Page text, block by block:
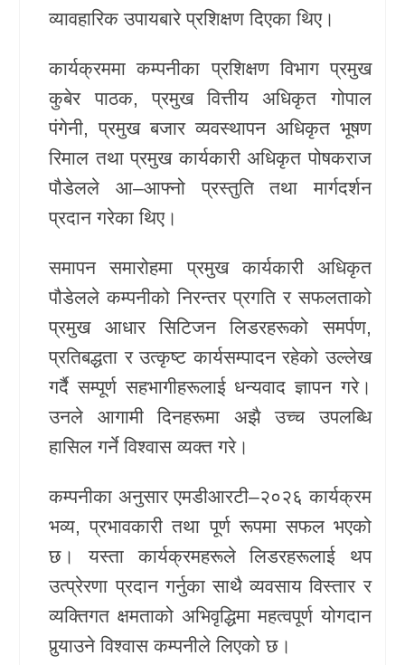
व्यावहारिक उपायबारे प्रशिक्षण दिएका थिए।
कार्यक्रममा कम्पनीका प्रशिक्षण विभाग प्रमुख
कुबेर पाठक, प्रमुख वित्तीय अधिकृत गोपाल
पंगेनी, प्रमुख बजार व्यवस्थापन अधिकृत भूषण
रिमाल तथा प्रमुख कार्यकारी अधिकृत पोषकराज
पौडेलले आ–आफ्नो प्रस्तुति तथा मार्गदर्शन
प्रदान गरेका थिए।
समापन समारोहमा प्रमुख कार्यकारी अधिकृत
पौडेलले कम्पनीको निरन्तर प्रगति र सफलताको
प्रमुख आधार सिटिजन लिडरहरूको समर्पण,
प्रतिबद्धता र उत्कृष्ट कार्यसम्पादन रहेको उल्लेख
गर्दै सम्पूर्ण सहभागीहरूलाई धन्यवाद ज्ञापन गरे।
उनले आगामी दिनहरूमा अझै उच्च उपलब्धि
हासिल गर्ने विश्वास व्यक्त गरे।
कम्पनीका अनुसार एमडीआरटी–२०२६ कार्यक्रम
भव्य, प्रभावकारी तथा पूर्ण रूपमा सफल भएको
छ। यस्ता कार्यक्रमहरूले लिडरहरूलाई थप
उत्प्रेरणा प्रदान गर्नुका साथै व्यवसाय विस्तार र
व्यक्तिगत क्षमताको अभिवृद्धिमा महत्वपूर्ण योगदान
पुर्‍याउने विश्वास कम्पनीले लिएको छ।